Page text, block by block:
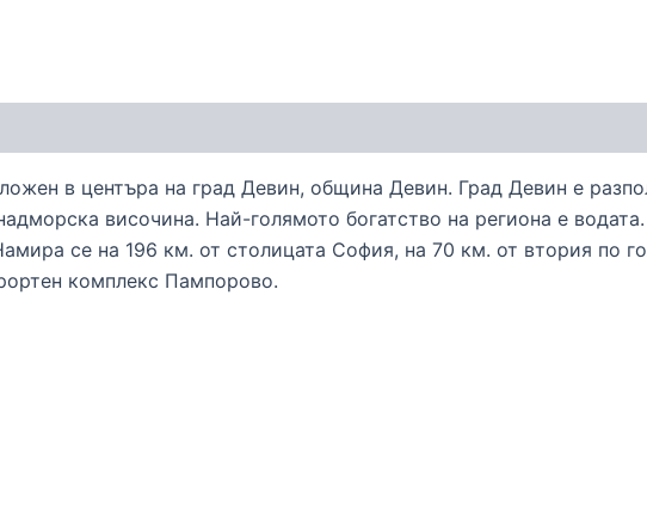
в центъра на град Девин, община Девин. Град Девин е
височина. Най-голямото богатство на региона е
се на 196 км. от столицата София, на 70 км. от втория по
комплекс Пампорово.